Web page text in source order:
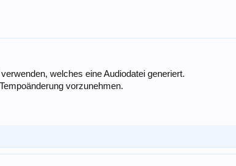
welches eine Audiodatei generiert.
vorzunehmen.